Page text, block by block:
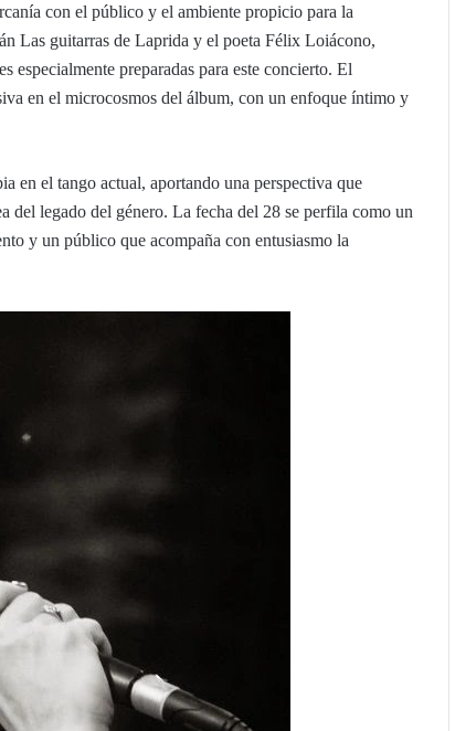
con el público y el ambiente propicio para la
Las guitarras de Laprida y el poeta Félix Loiácono,
especialmente preparadas para este concierto. El
en el microcosmos del álbum, con un enfoque íntimo y
en el tango actual, aportando una perspectiva que
del legado del género. La fecha del 28 se perfila como un
y un público que acompaña con entusiasmo la